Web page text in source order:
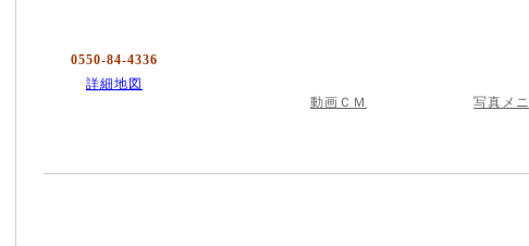
0550-84-4336
詳細地図
写真メ
動画ＣＭ